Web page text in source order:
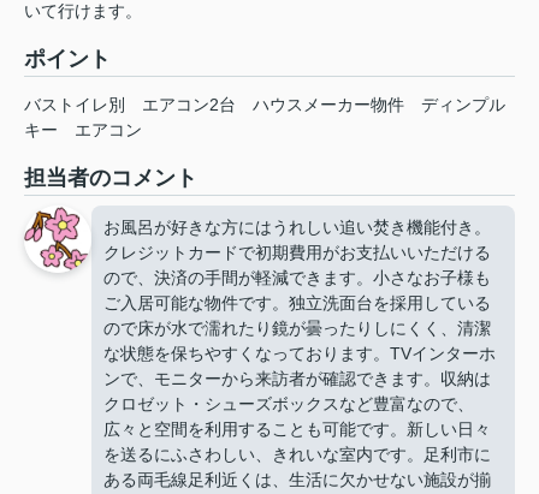
いて行けます。
ポイント
バストイレ別 エアコン2台 ハウスメーカー物件
ディンプル
キー
エアコン
担当者のコメント
お風呂が好きな方にはうれしい追い焚き機能付き。
クレジットカードで初期費用がお支払いいただける
ので、決済の手間が軽減できます。小さなお子様も
ご入居可能な物件です。独立洗面台を採用している
ので床が水で濡れたり鏡が曇ったりしにくく、清潔
な状態を保ちやすくなっております。TVインターホ
ンで、モニターから来訪者が確認できます。収納は
クロゼット・シューズボックスなど豊富なので、
広々と空間を利用することも可能です。新しい日々
を送るにふさわしい、きれいな室内です。足利市に
ある両毛線足利近くは、生活に欠かせない施設が揃